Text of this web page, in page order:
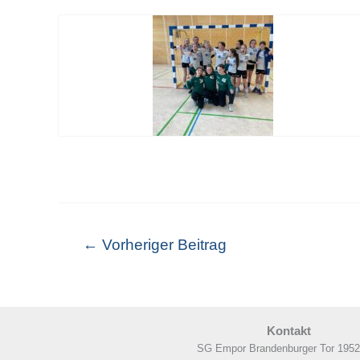
← Vorheriger Beitrag
Kontakt
SG Empor Brandenburger Tor